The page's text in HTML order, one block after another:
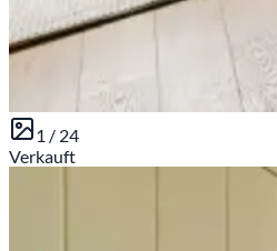
1 / 24
Verkauft